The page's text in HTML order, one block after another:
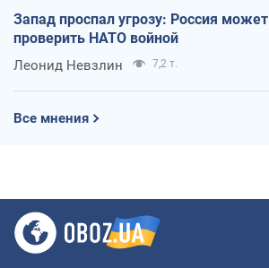
Запад проспал угрозу: Россия может
проверить НАТО войной
Леонид Невзлин 7,2 т.
Все мнения